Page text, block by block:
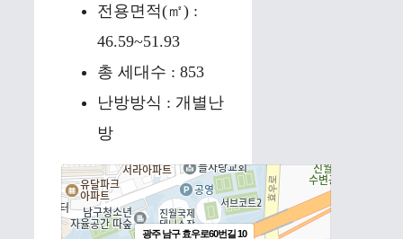
전용면적(㎡) :
46.59~51.93
총 세대수 : 853
난방방식 : 개별난
방
광주 남구 효우로60번길 10